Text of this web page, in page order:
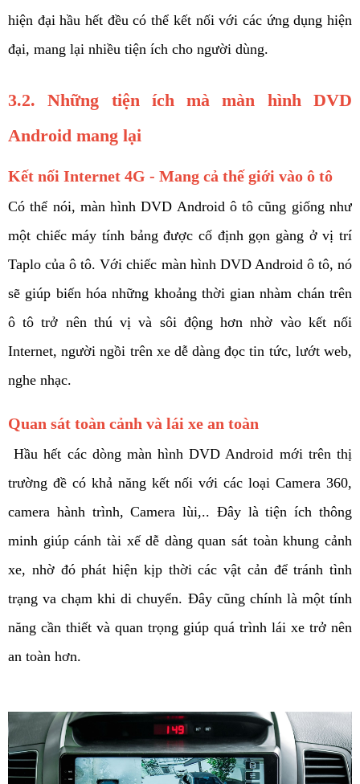
hiện đại hầu hết đều có thể kết nối với các ứng dụng hiện
đại, mang lại nhiều tiện ích cho người dùng.
3.2. Những tiện ích mà màn hình DVD
Android mang lại
Kết nối Internet 4G - Mang cả thế giới vào ô tô
Có thể nói, màn hình DVD Android ô tô cũng giống như
một chiếc máy tính bảng được cố định gọn gàng ở vị trí
Taplo của ô tô. Với chiếc màn hình DVD Android ô tô, nó
sẽ giúp biến hóa những khoảng thời gian nhàm chán trên
ô tô trở nên thú vị và sôi động hơn nhờ vào kết nối
Internet, người ngồi trên xe dễ dàng đọc tin tức, lướt web,
nghe nhạc.
Quan sát toàn cảnh và lái xe an toàn
Hầu hết các dòng màn hình DVD Android mới trên thị
trường đề có khả năng kết nối với các loại Camera 360,
camera hành trình, Camera lùi,.. Đây là tiện ích thông
minh giúp cánh tài xế dễ dàng quan sát toàn khung cảnh
xe, nhờ đó phát hiện kịp thời các vật cản để tránh tình
trạng va chạm khi di chuyển. Đây cũng chính là một tính
năng cần thiết và quan trọng giúp quá trình lái xe trở nên
an toàn hơn.